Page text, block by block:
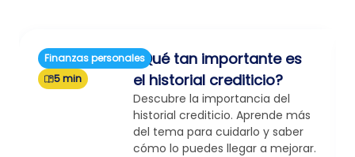
Finanzas personales
5 min
¿Qué tan importante es
el historial crediticio?
Descubre la importancia del
historial crediticio. Aprende más
del tema para cuidarlo y saber
cómo lo puedes llegar a mejorar.